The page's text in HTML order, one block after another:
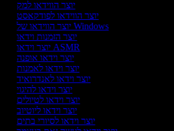
יוצר הווידאו למק
יוצר הווידאו לפודקאסט
יוצר הווידאו של Windows
יוצר הזמנות וידאו
יוצר וידאו ASMR
יוצר וידאו אופנה
יוצר וידאו לאמנות
יוצר וידאו לאנדרואיד
יוצר וידאו להיגוי
יוצר וידאו לטיולים
יוצר וידאו ליוטיוב
יוצר וידאו לסיורי בתים